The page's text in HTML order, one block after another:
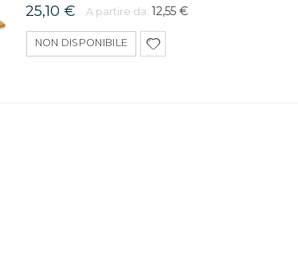
25,10 € A partire da: 12,55 €
NON DISPONIBILE